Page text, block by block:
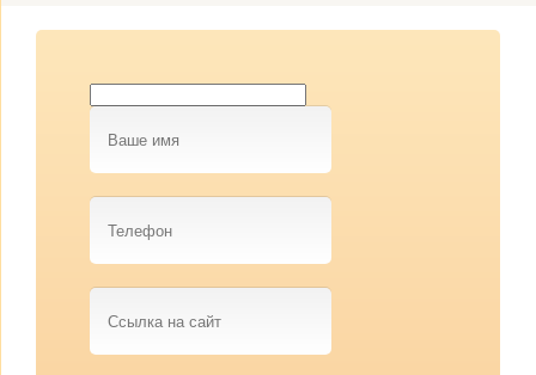
Ваше
имя
Телефон
Ссылка
на
сайт